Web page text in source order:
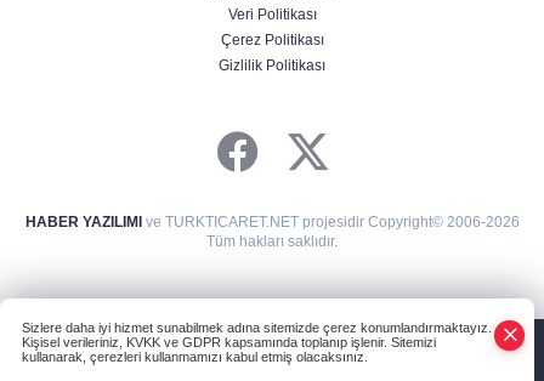
Veri Politikası
Çerez Politikası
Gizlilik Politikası
HABER YAZILIMIve TURKTICARET.NET projesidir Copyright© 2006-2026
Tüm hakları saklıdır.
Sizlere daha iyi hizmet sunabilmek adına sitemizde çerez konumlandırmaktayız.
Kişisel verileriniz, KVKK ve GDPR kapsamında toplanıp işlenir. Sitemizi
kullanarak, çerezleri kullanmamızı kabul etmiş olacaksınız.